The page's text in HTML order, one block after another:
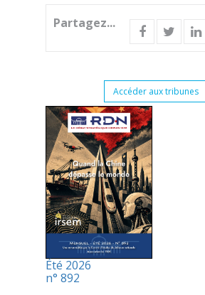
Partagez...
Accéder aux tribunes
Été 2026
n° 892